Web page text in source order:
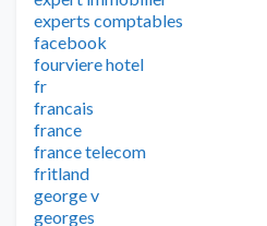
experts comptables
facebook
fourviere hotel
fr
francais
france
france telecom
fritland
george v
georges